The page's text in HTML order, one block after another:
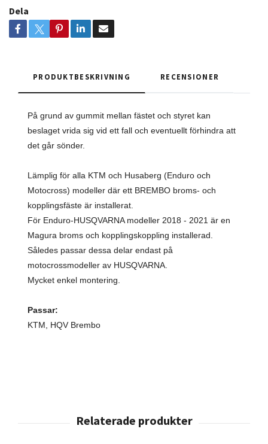
Dela
PRODUKTBESKRIVNING RECENSIONER
På grund av gummit mellan fästet och styret kan
beslaget vrida sig vid ett fall och eventuellt förhindra att
det går sönder.
Lämplig för alla KTM och Husaberg (Enduro och
Motocross) modeller där ett BREMBO broms- och
kopplingsfäste är installerat.
För Enduro-HUSQVARNA modeller 2018 - 2021 är en
Magura broms och kopplingskoppling installerad.
Således passar dessa delar endast på
motocrossmodeller av HUSQVARNA.
Mycket enkel montering.
Passar:
KTM, HQV Brembo